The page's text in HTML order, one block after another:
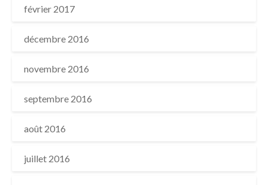
février 2017
décembre 2016
novembre 2016
septembre 2016
août 2016
juillet 2016